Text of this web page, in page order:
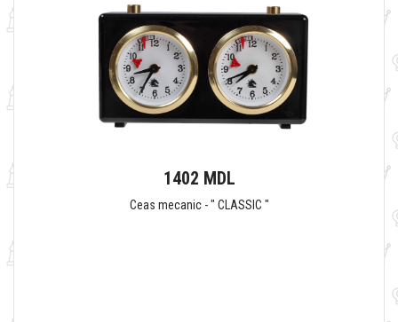
1402 MDL
Ceas mecanic - " CLASSIC "